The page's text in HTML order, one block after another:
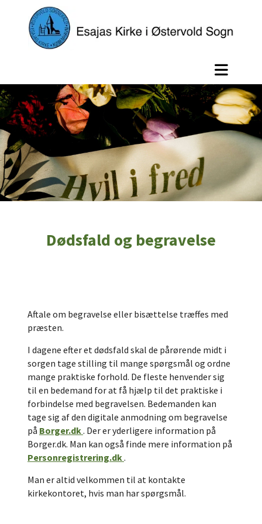
Dødsfald og begravelse
Aftale om begravelse eller bisættelse træffes med
præsten.
I dagene efter et dødsfald skal de pårørende midt i
sorgen tage stilling til mange spørgsmål og ordne
mange praktiske forhold. De fleste henvender sig
til en bedemand for at få hjælp til det praktiske i
forbindelse med begravelsen. Bedemanden kan
tage sig af den digitale anmodning om begravelse
på Borger.dk. Der er yderligere information på
Borger.dk. Man kan også finde mere information på
Personregistrering.dk.
Man er altid velkommen til at kontakte
kirkekontoret, hvis man har spørgsmål.